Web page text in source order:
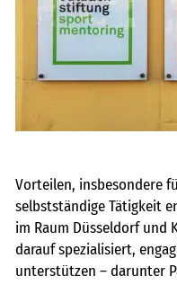
Vorteilen, insbesondere
selbstständige Tätigkeit
im Raum Düsseldorf
darauf spezialisiert,
unterstützen – darunter